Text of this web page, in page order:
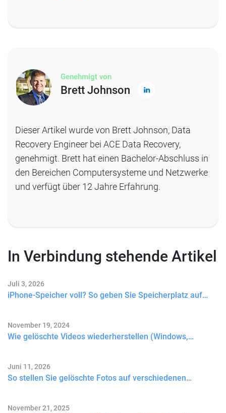
Genehmigt von
Brett Johnson
Dieser Artikel wurde von Brett Johnson, Data
Recovery Engineer bei ACE Data Recovery,
genehmigt. Brett hat einen Bachelor-Abschluss in
den Bereichen Computersysteme und Netzwerke
und verfügt über 12 Jahre Erfahrung.
In Verbindung stehende Artikel
Juli 3, 2026
iPhone-Speicher voll? So geben Sie Speicherplatz auf…
November 19, 2024
Wie gelöschte Videos wiederherstellen (Windows,…
Juni 11, 2026
So stellen Sie gelöschte Fotos auf verschiedenen…
November 21, 2025